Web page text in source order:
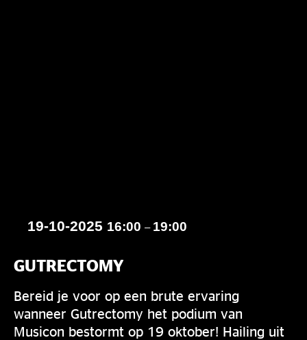
19-10-2025 16:00 – 19:00
GUTRECTOMY
Bereid je voor op een brute ervaring
wanneer Gutrectomy het podium van
Musicon bestormt op 19 oktober! Hailing uit